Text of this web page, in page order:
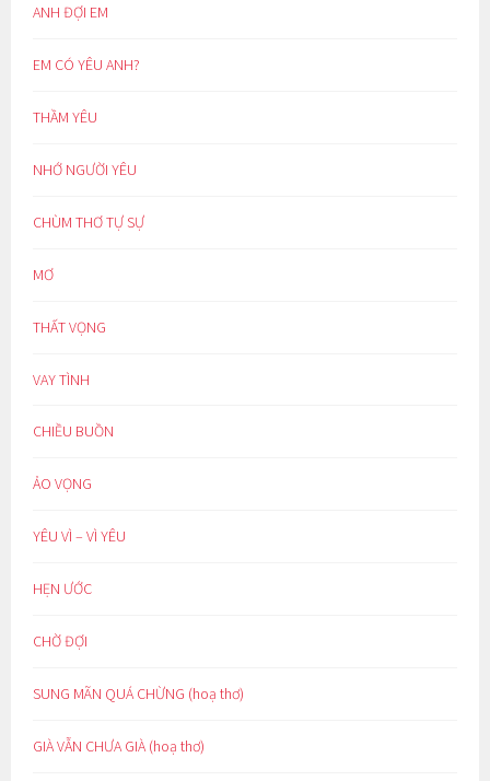
ANH ĐỢI EM
EM CÓ YÊU ANH?
THẦM YÊU
NHỚ NGƯỜI YÊU
CHÙM THƠ TỰ SỰ
MƠ
THẤT VỌNG
VAY TÌNH
CHIỀU BUỒN
ẢO VỌNG
YÊU VÌ – VÌ YÊU
HẸN ƯỚC
CHỜ ĐỢI
SUNG MÃN QUÁ CHỪNG (hoạ thơ)
GIÀ VẪN CHƯA GIÀ (hoạ thơ)